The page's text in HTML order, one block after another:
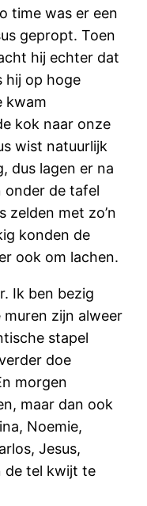
time was er een
gepropt. Toen
hij echter dat
hij op hoge
kwam
kok naar onze
wist natuurlijk
dus lagen er na
onder de tafel
zelden met zo’n
konden de
ook om lachen.
Ik ben bezig
muren zijn alweer
stapel
doe
morgen
maar dan ook
Noemie,
Jesus,
de tel kwijt te